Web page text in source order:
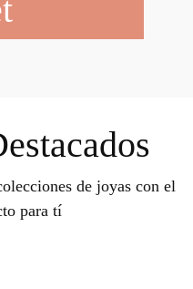
de joyas con el
para tí